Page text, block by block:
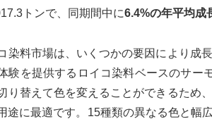
トンで、同期間中に6.4%の年平均成
染料市場は、いくつかの要因により成
験を提供するロイコ染料ベースのサ
り替えて色を変えることができるため
途に最適です。15種類の異なる色と幅